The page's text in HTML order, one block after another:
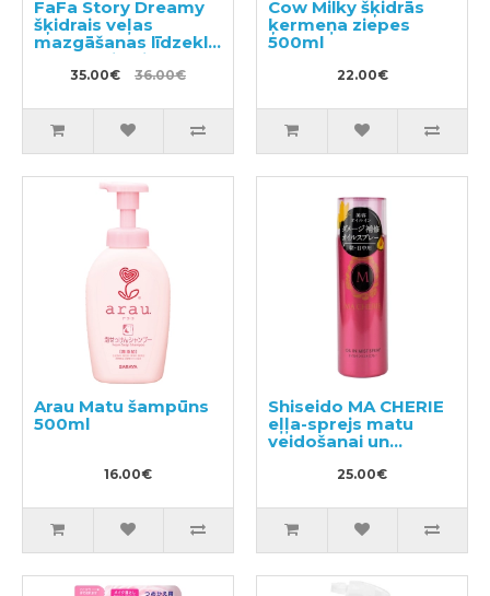
FaFa Story Dreamy
šķidrais veļas
mazgāšanas līdzeklis
400g + pildviela
850g35.00€ 36.00€
Cow Milky šķidrās
ķermeņa ziepes
500ml
22.00€
Arau Matu šampūns
500ml
16.00€
Shiseido MA CHERIE
eļļa-sprejs matu
veidošanai un
25.00€